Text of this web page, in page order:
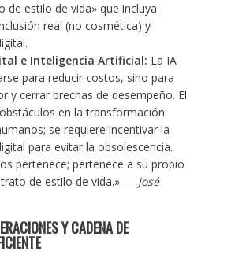
de estilo de vida» que incluya
real (no cosmética) y
e Inteligencia Artificial: La IA
para reducir costos, sino para
y cerrar brechas de desempeño. El
en la transformación
se requiere incentivar la
para evitar la obsolescencia.
pertenece; pertenece a su propio
de estilo de vida.» — José
Y CADENA DE